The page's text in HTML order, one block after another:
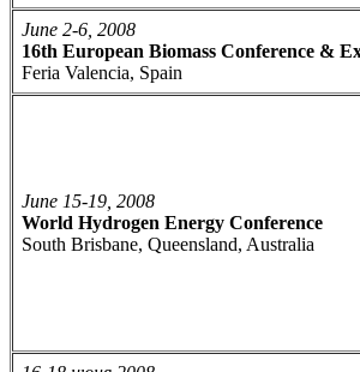
June 2-6, 2008
16th European Biomass Conference &
Feria Valencia, Spain
June 15-19, 2008
World Hydrogen Energy Conference
South Brisbane, Queensland, Australia